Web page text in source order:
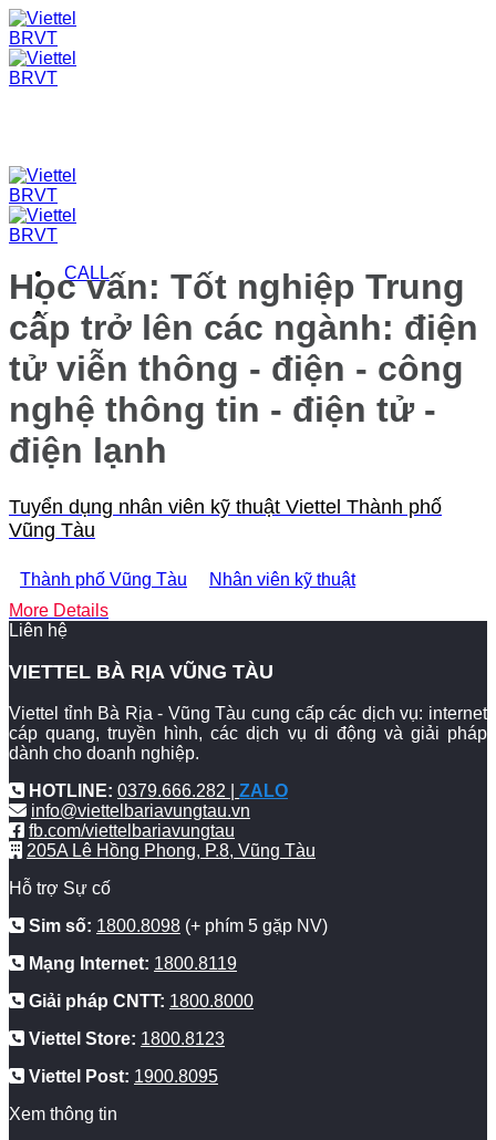
Skip
to
content
CALL
Học vấn: Tốt nghiệp Trung
cấp trở lên các ngành: điện
tử viễn thông - điện - công
nghệ thông tin - điện tử -
điện lạnh
Tuyển dụng nhân viên kỹ thuật Viettel Thành phố
Vũng Tàu
Thành phố Vũng Tàu
Nhân viên kỹ thuật
More Details
Liên hệ
VIETTEL BÀ RỊA VŨNG TÀU
Viettel tỉnh Bà Rịa - Vũng Tàu cung cấp các dịch vụ: internet
cáp quang, truyền hình, các dịch vụ di động và giải pháp
dành cho doanh nghiệp.
HOTLINE: 0379.666.282 | ZALO
info@viettelbariavungtau.vn
fb.com/viettelbariavungtau
205A Lê Hồng Phong, P.8, Vũng Tàu
Hỗ trợ Sự cố
Sim số: 1800.8098 (+ phím 5 gặp NV)
Mạng Internet: 1800.8119
Giải pháp CNTT: 1800.8000
Viettel Store: 1800.8123
Viettel Post: 1900.8095
Xem thông tin